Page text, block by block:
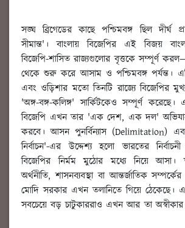
সঙ্ঘ ব্রিগেডের কাছে পশ্চিমবঙ্গ ছিল দীর্ঘ
সীমান্ত'। বাংলায় বিজেপির এই বিজয়
বিজেপি-শাসিত রাজ্যগুলোর বৃত্তকে সম্পূর্ণ
থেকে শুরু করে আসাম ও পশ্চিমবঙ্গ পর্যন্ত।
এবং ওড়িশার মতো তিনটি রাজ্যে বিজেপির
'অঙ্গ-বঙ্গ-কলিঙ্গ' সার্কিটকেও সম্পূর্ণ
বিজেপি এখন তার 'এক দেশ, এক দল'
করবে। আসন পুনর্বিন্যাস (Delimitation)
নির্বাচন'-এর উদ্দেশ্য হলো ভারতের
বিজেপির নির্মম মুঠোর মধ্যে নিয়ে
অর্থনীতি, শাসনব্যবস্থা বা আন্তর্জাতিক
মোদি সরকার এখন তলানিতে গিয়ে ঠেকেছে।
সবচেয়ে বড় চাটুকাররাও এখন আর তা